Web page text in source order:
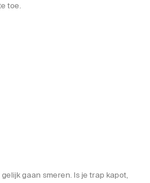
toe.
gaan smeren. Is je trap kapot,